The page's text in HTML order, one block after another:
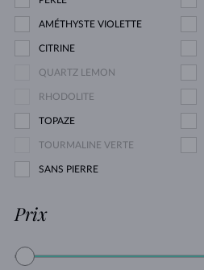
AMÉTHYSTE VIOLETTE
CITRINE
QUARTZ LEMON
RHODOLITE
TOPAZE
TOURMALINE VERTE
SANS PIERRE
Prix